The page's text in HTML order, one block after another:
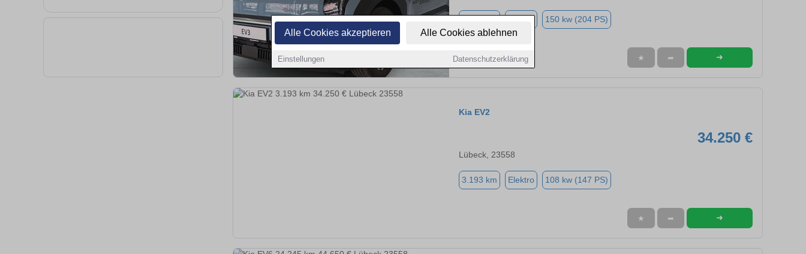
Alle Cookies akzeptieren Alle Cookies ablehnen
Einstellungen Datenschutzerklärung
Elektro 150 kw (204 PS)
★ ➦ ➜
Kia EV2
34.250 €
Lübeck, 23558
3.193 km Elektro 108 kw (147 PS)
★ ➦ ➜